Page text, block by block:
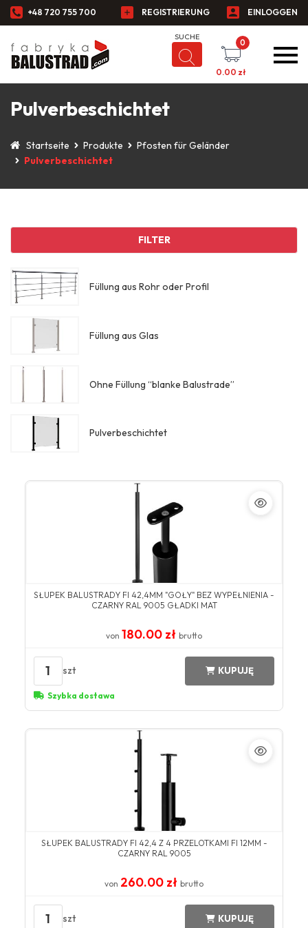
+48 720 755 700 REGISTRIERUNG EINLOGGEN
0
0.00 zł
Pulverbeschichtet
Startseite Produkte
Pfosten für Geländer
Pulverbeschichtet
FILTER
Füllung aus Rohr oder Profil
Füllung aus Glas
Ohne Füllung “blanke Balustrade”
Pulverbeschichtet
SŁUPEK BALUSTRADY FI 42,4MM "GOŁY" BEZ WYPEŁNIENIA -
CZARNY RAL 9005 GŁADKI MAT
von 180.00 zł brutto
1 szt KUPUJĘ
Szybka dostawa
SŁUPEK BALUSTRADY FI 42,4 Z 4 PRZELOTKAMI FI 12MM -
CZARNY RAL 9005
von 260.00 zł brutto
1 szt KUPUJĘ